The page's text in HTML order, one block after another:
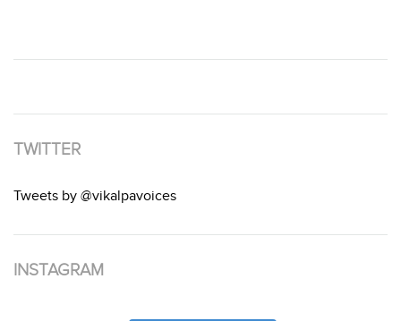
TWITTER
Tweets by @vikalpavoices
INSTAGRAM